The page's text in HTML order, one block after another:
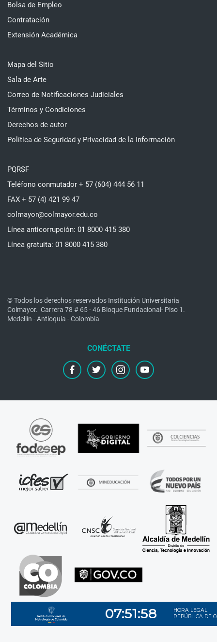
Bolsa de Empleo
Contratación
Extensión Académica
Mapa del Sitio
Sala de Arte
Correo de Notificaciones Judiciales
Términos y Condiciones
Derechos de autor
Política de Seguridad y Privacidad de la Información
PQRSF
Teléfono conmutador + 57 (604) 444 56 11
FAX + 57 (4) 421 99 47
colmayor@colmayor.edu.co
Línea anticorrupción: 01 8000 415 380
Línea gratuita: 01 8000 415 380
© Todos los derechos reservados Institución Universitaria
Colmayor. Carrera 78 # 65 - 46 Bloque Fundacional- Piso 1.
Medellín - Antioquia - Colombia
facebooktwitter instagramyoutube